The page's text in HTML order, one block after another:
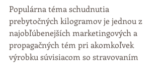
Populárna téma schudnutia
prebytočných kilogramov je jednou z
najobľúbenejších marketingových a
propagačných tém pri akomkoľvek
výrobku súvisiacom so stravovaním